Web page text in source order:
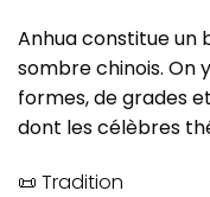
Anhua constitue
sombre chinois. On
formes, de grades
dont les célèbres
📜 Tradition